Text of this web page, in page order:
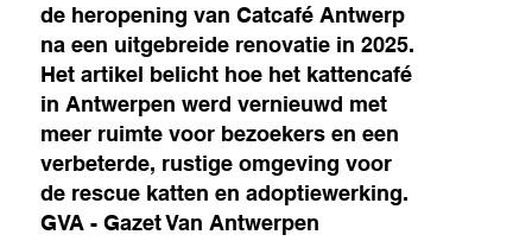
de heropening van Catcafé Antwerp
na een uitgebreide renovatie in 2025.
Het artikel belicht hoe het kattencafé
in Antwerpen werd vernieuwd met
meer ruimte voor bezoekers en een
verbeterde, rustige omgeving voor
de rescue katten en adoptiewerking.
GVA - Gazet Van Antwerpen